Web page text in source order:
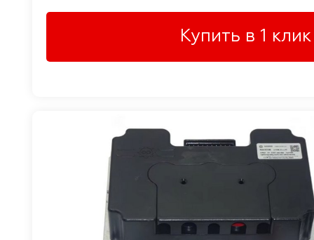
Купить в 1 клик